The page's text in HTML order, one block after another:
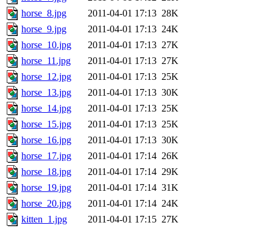
horse_8.jpg
2011-04-01 17:13 28K
horse_9.jpg
2011-04-01 17:13 24K
horse_10.jpg
2011-04-01 17:13 27K
horse_11.jpg
2011-04-01 17:13 27K
horse_12.jpg
2011-04-01 17:13 25K
horse_13.jpg
2011-04-01 17:13 30K
horse_14.jpg
2011-04-01 17:13 25K
horse_15.jpg
2011-04-01 17:13 25K
horse_16.jpg
2011-04-01 17:13 30K
horse_17.jpg
2011-04-01 17:14 26K
horse_18.jpg
2011-04-01 17:14 29K
horse_19.jpg
2011-04-01 17:14 31K
horse_20.jpg
2011-04-01 17:14 24K
kitten_1.jpg
2011-04-01 17:15 27K